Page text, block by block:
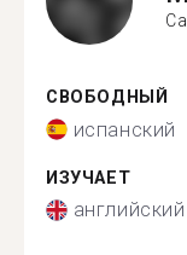
СВОБОДНЫЙ
испанский
ИЗУЧАЕТ
английский